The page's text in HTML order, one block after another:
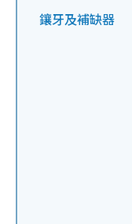
鑲牙及補缺器